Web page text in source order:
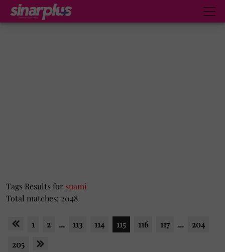
Tags Results for suami
Total matches: 2048
1 2 ... 113 114 115 116 117 ...
204
205